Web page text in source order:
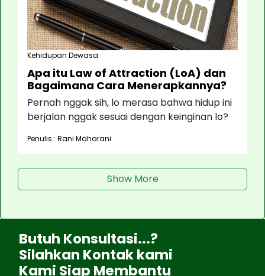
Kehidupan Dewasa
Apa itu Law of Attraction (LoA) dan
Bagaimana Cara Menerapkannya?
Pernah nggak sih, lo merasa bahwa hidup ini
berjalan nggak sesuai dengan keinginan lo?
Penulis : Rani Maharani
Show More
Butuh Konsultasi...?
Silahkan Kontak kami
Kami Siap Membantu